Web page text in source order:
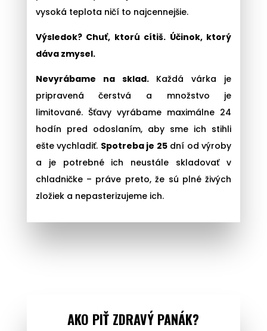
vysoká teplota ničí to najcennejšie.
Výsledok? Chuť, ktorú cítiš. Účinok, ktorý
dáva zmysel.
Nevyrábame na sklad.Každá várka je
pripravená čerstvá a množstvo je
limitované. Šťavy vyrábame maximálne 24
hodín pred odoslaním, aby sme ich stihli
ešte vychladiť. Spotreba je 25dní od výroby
a je potrebné ich neustále skladovať v
chladničke – práve preto, že sú plné živých
zložiek a nepasterizujeme ich.
AKO PIŤ ZDRAVÝ PANÁK?